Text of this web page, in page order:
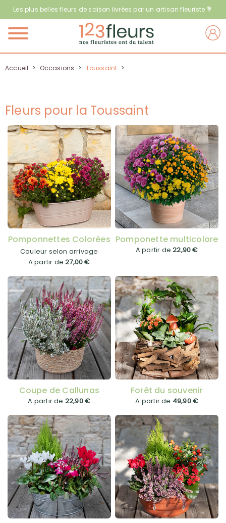
Les plus belles fleurs de saison livrées par un artisan fleuriste 💐
Menu
Accueil > Occasions > Toussaint >
Fleurs pour la Toussaint
Pomponnettes Colorées
Couleur selon arrivage
A partir de27,00 €
Pomponette multicolore
A partir de22,90 €
Coupe de Callunas
A partir de 22,90 €
Forêt du souvenir
A partir de 49,90 €